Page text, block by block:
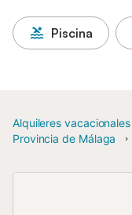
Piscina
Alquileres vacacionales
Provincia de Málaga